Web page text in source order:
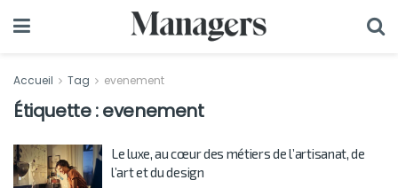
Accueil Tag evenement
Étiquette :evenement
Le luxe, au cœur des métiers de l’artisanat, de
l’art et du design